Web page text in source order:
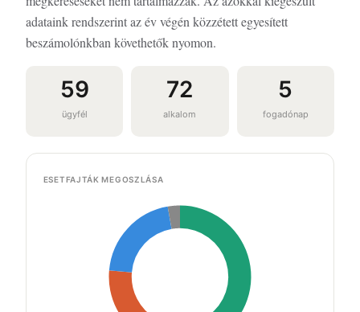
adataink rendszerint az év végén közzétett egyesített
beszámolónkban követhetők nyomon.
59
ügyfél
72
alkalom
5
fogadónap
ESETFAJTÁK MEGOSZLÁSA